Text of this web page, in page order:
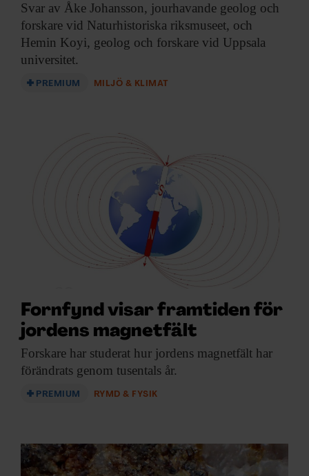
Svar av Åke Johansson, jourhavande geolog och
forskare vid Naturhistoriska riksmuseet, och
Hemin Koyi, geolog och forskare vid Uppsala
universitet.
PREMIUM MILJÖ & KLIMAT
Fornfynd visar framtiden för
jordens magnetfält
Forskare har studerat hur jordens magnetfält har
förändrats genom tusentals år.
PREMIUM RYMD & FYSIK